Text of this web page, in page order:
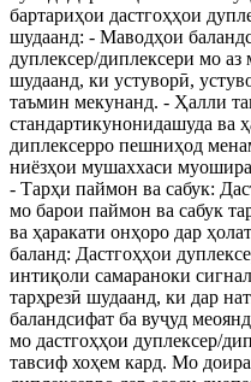
бартариҳои дастгоҳҳои
шудаанд: - Маводҳои
дуплексер/диплексери мо аз
шудаанд, ки устуворӣ,
таъмин мекунанд. - Ҳалли
стандартикунонидашуда ва
диплексерро пешниҳод
ниёзҳои мушаххаси
- Тарҳи паймон ва сабук:
мо барои паймон ва сабук
ва ҳаракати онҳоро дар
баланд: Дастгоҳҳои
интиқоли самараноки
тарҳрезӣ шудаанд, ки дар
баландсифат ба вуҷуд
мо дастгоҳҳои дуплексер/
тавсиф хоҳем кард. Мо